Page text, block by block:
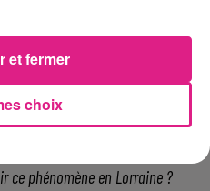
de Metz part à la recherche de...
pour l'OGC Nice
feu d’artifice
ce phénomène en Lorraine ?
choix
et fermer